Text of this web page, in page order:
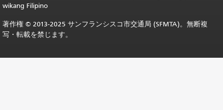
wikang Filipino
著作権 © 2013-2025 サンフランシスコ市交通局 (SFMTA)。無断複
写・転載を禁じます。